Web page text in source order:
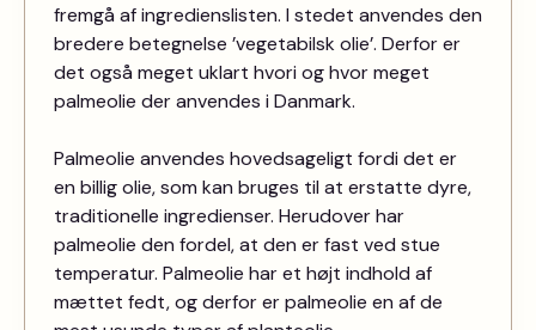
fremgå af ingredienslisten. I stedet anvendes den
bredere betegnelse ’vegetabilsk olie’. Derfor er
det også meget uklart hvori og hvor meget
palmeolie der anvendes i Danmark.
Palmeolie anvendes hovedsageligt fordi det er
en billig olie, som kan bruges til at erstatte dyre,
traditionelle ingredienser. Herudover har
palmeolie den fordel, at den er fast ved stue
temperatur. Palmeolie har et højt indhold af
mættet fedt, og derfor er palmeolie en af de